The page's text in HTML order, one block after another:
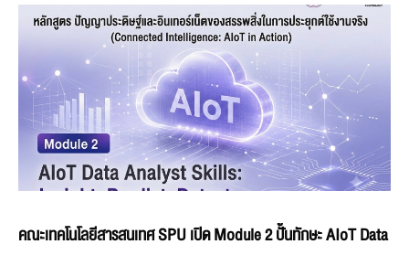
คณะเทคโนโลยีสารสนเทศ SPU เปิด Module 2 ปั้นทักษะ AIoT Data